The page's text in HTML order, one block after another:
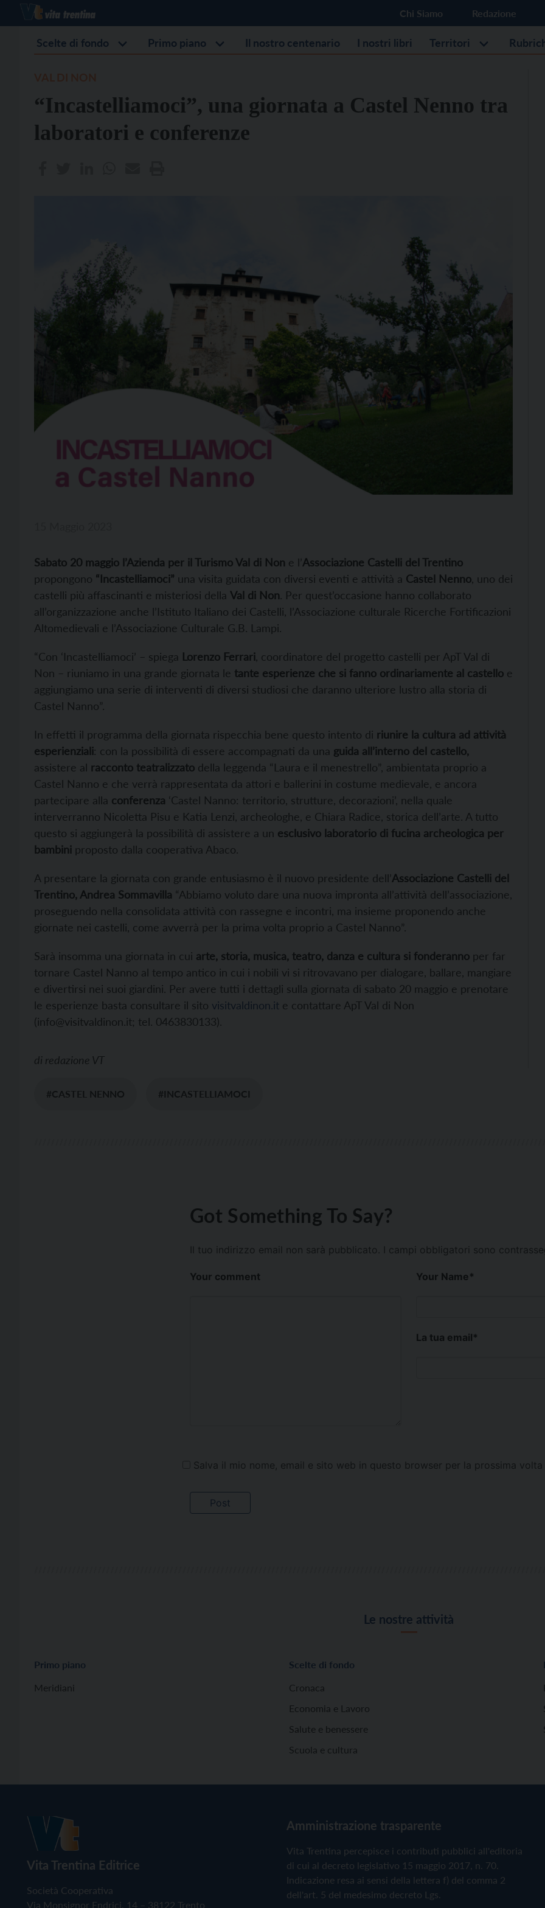
Chi Siamo Redazione
Scelte di fondo Primo piano Il nostro centenario I nostri libri Territori
“Incastelliamoci”, una giornata a Castel Nenno tra
laboratori e conferenze
Sabato 20 maggio l’Azienda per il Turismo Val di Non e l’Associazione Castelli del Trentino
propongono “Incastelliamoci” una visita guidata con diversi eventi e attività a Castel Nenno , uno dei
castelli più affascinanti e misteriosi della Val di Non. Per quest’occasione hanno collaborato
all’organizzazione anche l’Istituto Italiano dei Castelli, l’Associazione culturale Ricerche Fortificazioni
Altomedievali e l’Associazione Culturale G.B. Lampi.
“Con ‘Incastelliamoci’ – spiega Lorenzo Ferrari , coordinatore del progetto castelli per ApT Val di
Non – riuniamo in una grande giornata le tante esperienze che si fanno ordinariamente al castello e
aggiungiamo una serie di interventi di diversi studiosi che daranno ulteriore lustro alla storia di
Castel Nanno”.
In effetti il programma della giornata rispecchia bene questo intento di riunire la cultura ad attività
esperienziali: con la possibilità di essere accompagnati da una guida all’interno del castello,
assistere al racconto teatralizzato della leggenda “Laura e il menestrello”, ambientata proprio a
Castel Nanno e che verrà rappresentata da attori e ballerini in costume medievale, e ancora
partecipare alla conferenza ‘Castel Nanno: territorio, strutture, decorazioni’, nella quale
interverranno Nicoletta Pisu e Katia Lenzi, archeologhe, e Chiara Radice, storica dell’arte. A tutto
questo si aggiungerà la possibilità di assistere a un esclusivo laboratorio di fucina archeologica per
bambini proposto dalla cooperativa Abaco.
A presentare la giornata con grande entusiasmo è il nuovo presidente dell’Associazione Castelli del
Trentino, Andrea Sommavilla “Abbiamo voluto dare una nuova impronta all’attività dell’associazione,
proseguendo nella consolidata attività con rassegne e incontri, ma insieme proponendo anche
giornate nei castelli, come avverrà per la prima volta proprio a Castel Nanno”.
Sarà insomma una giornata in cui arte, storia, musica, teatro, danza e cultura si fonderanno per far
tornare Castel Nanno al tempo antico in cui i nobili vi si ritrovavano per dialogare, ballare, mangiare
e divertirsi nei suoi giardini. Per avere tutti i dettagli sulla giornata di sabato 20 maggio e prenotare
le esperienze basta consultare il sito visitvaldinon.it e contattare ApT Val di Non
(info@visitvaldinon.it; tel. 0463830133).
di redazione VT
#CASTEL NENNO #INCASTELLIAMOCI
Got Something To Say?
Il tuo indirizzo email non sarà pubblicato. I campi obbligatori sono
Your comment Your Name*
La tua email*
Salva il mio nome, email e sito web in questo browser per la prossima
Le nostre attività
Primo piano
Meridiani
Scelte di fondo
Cronaca
Economia e Lavoro
Salute e benessere
Scuola e cultura
Vita Trentina Editrice
Società Cooperativa
Via Monsignor Endrici, 14 – 38122 Trento
Amministrazione trasparente
Vita Trentina percepisce i contributi pubblici all'editoria
di cui al decreto legislativo 15 maggio 2017, n. 70.
Indicazione resa ai sensi della lettera f) del comma 2
dell'art. 5 del medesimo decreto Lgs.